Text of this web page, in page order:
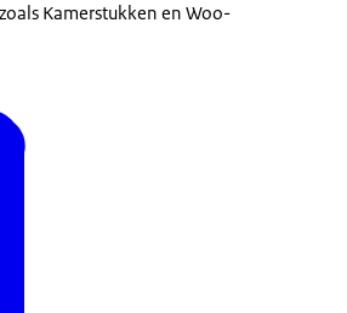
Kamerstukken en Woo-